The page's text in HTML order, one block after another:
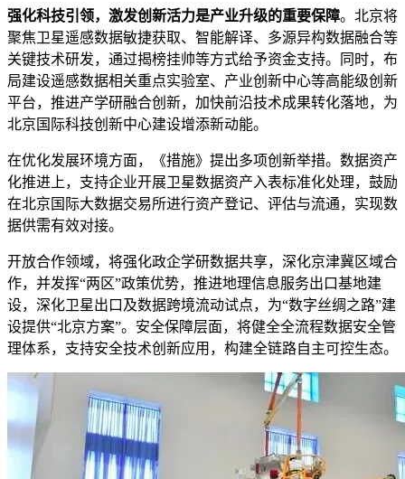
强化科技引领，激发创新活力是产业升级的重要保障。北京将
聚焦卫星遥感数据敏捷获取、智能解译、多源异构数据融合等
关键技术研发，通过揭榜挂帅等方式给予资金支持。同时，布
局建设遥感数据相关重点实验室、产业创新中心等高能级创新
平台，推进产学研融合创新，加快前沿技术成果转化落地，为
北京国际科技创新中心建设增添新动能。
在优化发展环境方面，《措施》提出多项创新举措。数据资产
化推进上，支持企业开展卫星数据资产入表标准化处理，鼓励
在北京国际大数据交易所进行资产登记、评估与流通，实现数
据供需有效对接。
开放合作领域，将强化政企学研数据共享，深化京津冀区域合
作，并发挥“两区”政策优势，推进地理信息服务出口基地建
设，深化卫星出口及数据跨境流动试点，为“数字丝绸之路”建
设提供“北京方案”。安全保障层面，将健全全流程数据安全管
理体系，支持安全技术创新应用，构建全链路自主可控生态。